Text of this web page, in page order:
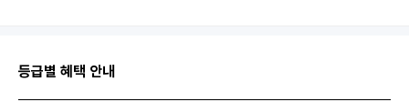
등급별 혜택 안내